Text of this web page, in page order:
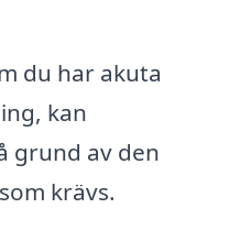
du har akuta
kan
grund av den
krävs.